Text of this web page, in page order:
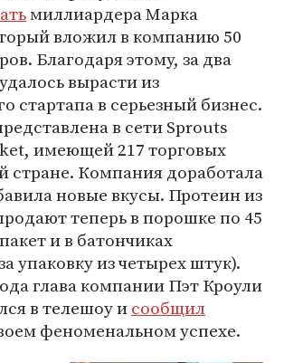
миллиардера Марка
вложил в компанию 50
Благодаря этому, за два
вырасти из
стартапа в серьезный бизнес.
в сети Sprouts
имеющей 217 торговых
стране. Компания доработала
новые вкусы. Протеин из
теперь в порошке по 45
и в батончиках
упаковку из четырех штук).
глава компании Пэт Кроули
в телешоу исообщил
феноменальном успехе.